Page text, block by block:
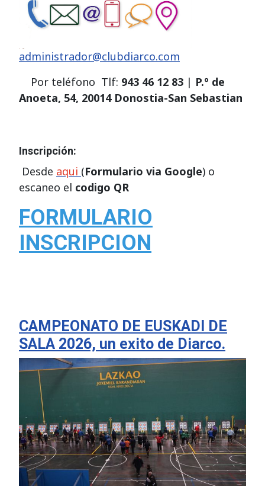
administrador@clubdiarco.com
Por teléfono Tlf: 943 46 12 83 | P.º de
Anoeta, 54, 20014 Donostia-San Sebastian
Inscripción:
Desde aqui (Formulario via Google) o
escaneo el codigo QR
FORMULARIO
INSCRIPCION
CAMPEONATO DE EUSKADI DE
SALA 2026, un exito de Diarco.